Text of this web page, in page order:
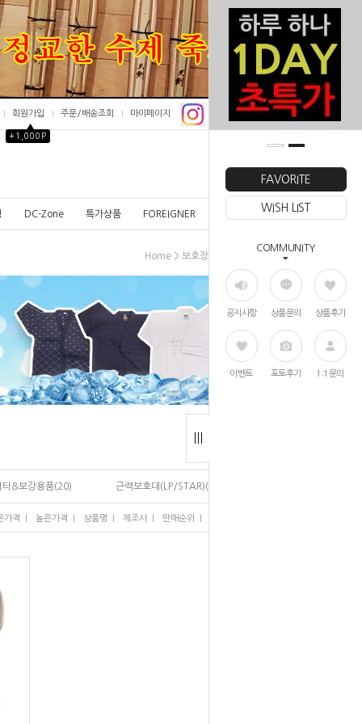
FAVORITE
WISH LIST
COMMUNITY
공지사항 상품문의 상품후기
이벤트 포토후기 1:1문의
회원가입
▲
+1,000P
주문/배송조회 마이페이지
DC-Zone 특가상품 FOREIGNER
Home > 보호장비
타&보강용품(20) 근력보호대(LP/STAR)(20)
가격 높은가격 상품명 제조사I 판매순위